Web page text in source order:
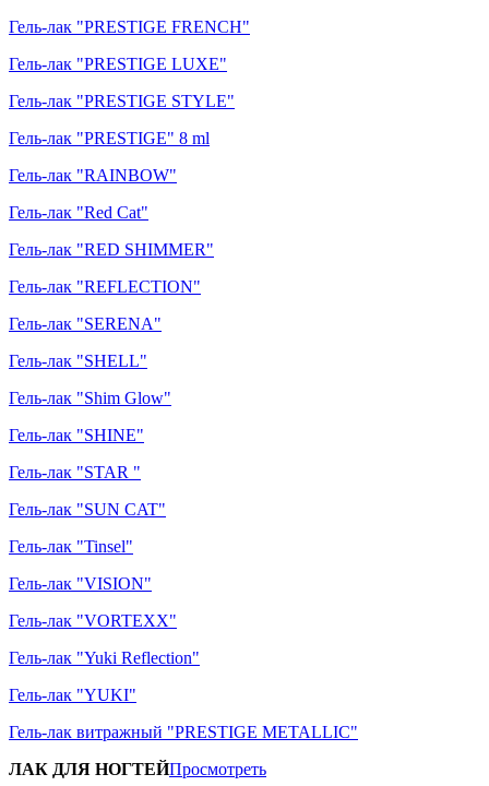
Гель-лак "PRESTIGE FRENCH"
Гель-лак "PRESTIGE LUXE"
Гель-лак "PRESTIGE STYLE"
Гель-лак "PRESTIGE" 8 ml
Гель-лак "RAINBOW"
Гель-лак "Red Cat"
Гель-лак "RED SHIMMER"
Гель-лак "REFLECTION"
Гель-лак "SERENA"
Гель-лак "SHELL"
Гель-лак "Shim Glow"
Гель-лак "SHINE"
Гель-лак "STAR "
Гель-лак "SUN CAT"
Гель-лак "Tinsel"
Гель-лак "VISION"
Гель-лак "VORTEXX"
Гель-лак "Yuki Reflection"
Гель-лак "YUKI"
Гель-лак витражный "PRESTIGE METALLIC"
ЛАК ДЛЯ НОГТЕЙПросмотреть